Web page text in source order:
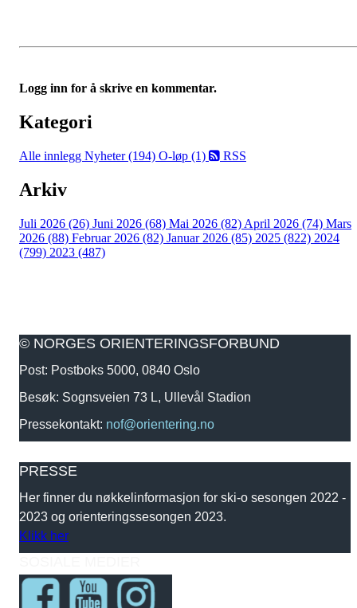
Logg inn for å skrive en kommentar.
Kategori
Alle innlegg Nyheter (194) O-løp (1) RSS
Arkiv
Juli 2026 (26) Juni 2026 (68) Mai 2026 (82) April 2026 (74) Mars
2026 (88) Februar 2026 (82) Januar 2026 (85) 2025 (822) 2024
(799) 2023 (487)
© NORGES ORIENTERINGSFORBUND
Post: Postboks 5000, 0840 Oslo
Besøk: Sognsveien 73 L, Ullevål Stadion
Pressekontakt: nof@orientering.no
PRESSE
Her finner du nøkkelinformasjon for ski-o sesongen 2022 -
2023 og orienteringssesongen 2023.
Klikk her